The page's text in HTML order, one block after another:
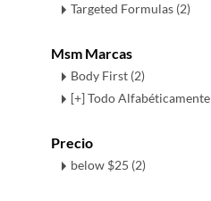
Targeted Formulas (2)
Msm Marcas
Body First (2)
[+] Todo Alfabéticamente
Precio
below $25 (2)